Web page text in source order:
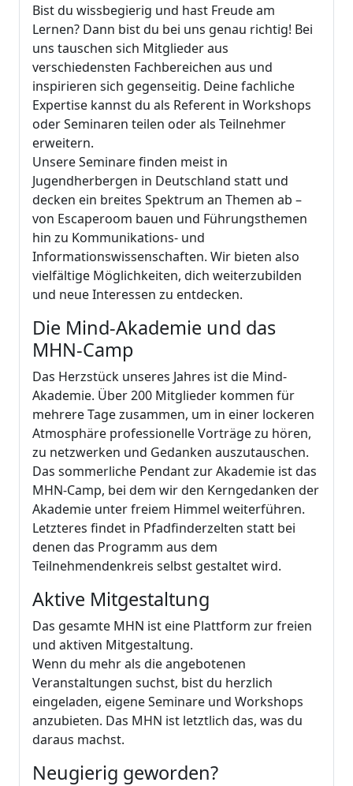
Bist du wissbegierig und hast Freude am
Lernen? Dann bist du bei uns genau richtig! Bei
uns tauschen sich Mitglieder aus
verschiedensten Fachbereichen aus und
inspirieren sich gegenseitig. Deine fachliche
Expertise kannst du als Referent in Workshops
oder Seminaren teilen oder als Teilnehmer
erweitern.
Unsere Seminare finden meist in
Jugendherbergen in Deutschland statt und
decken ein breites Spektrum an Themen ab –
von Escaperoom bauen und Führungsthemen
hin zu Kommunikations- und
Informationswissenschaften. Wir bieten also
vielfältige Möglichkeiten, dich weiterzubilden
und neue Interessen zu entdecken.
Die Mind-Akademie und das
MHN-Camp
Das Herzstück unseres Jahres ist die Mind-
Akademie. Über 200 Mitglieder kommen für
mehrere Tage zusammen, um in einer lockeren
Atmosphäre professionelle Vorträge zu hören,
zu netzwerken und Gedanken auszutauschen.
Das sommerliche Pendant zur Akademie ist das
MHN-Camp, bei dem wir den Kerngedanken der
Akademie unter freiem Himmel weiterführen.
Letzteres findet in Pfadfinderzelten statt bei
denen das Programm aus dem
Teilnehmendenkreis selbst gestaltet wird.
Aktive Mitgestaltung
Das gesamte MHN ist eine Plattform zur freien
und aktiven Mitgestaltung.
Wenn du mehr als die angebotenen
Veranstaltungen suchst, bist du herzlich
eingeladen, eigene Seminare und Workshops
anzubieten. Das MHN ist letztlich das, was du
daraus machst.
Neugierig geworden?